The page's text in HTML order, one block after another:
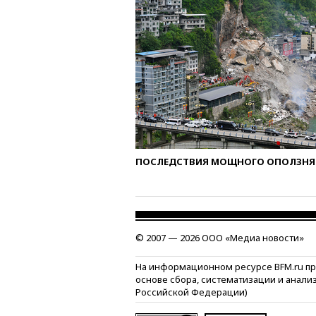
ПОСЛЕДСТВИЯ МОЩНОГО ОПОЛЗНЯ
© 2007 — 2026 ООО «Медиа новости»
На информационном ресурсе BFM.ru
основе сбора, систематизации и
Российской Федерации)